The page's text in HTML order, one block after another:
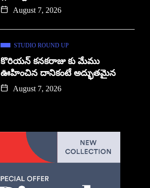
August 7, 2026
STUDIO ROUND UP
కొరియన్ కనకరాజు కు మేము
ఊహించిన దానికంటే అద్భుతమైన
August 7, 2026